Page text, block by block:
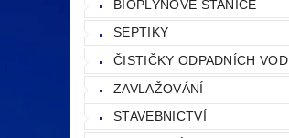
BIOPLYNOVÉ STANICE
SEPTIKY
ČISTIČKY ODPADNÍCH VOD
ZAVLAŽOVÁNÍ
STAVEBNICTVÍ